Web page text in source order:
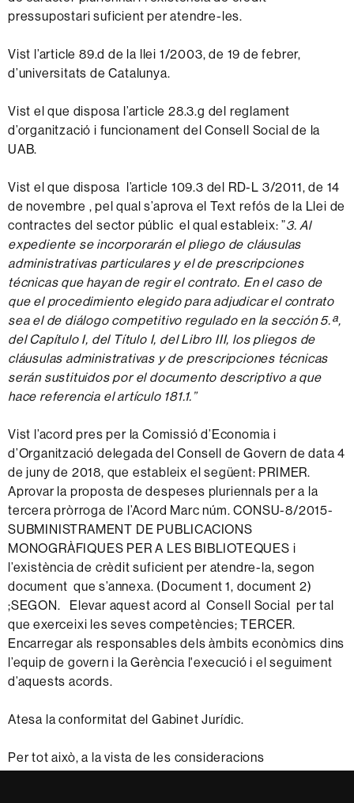
pressupostari suficient per atendre-les.
Vist l’article 89.d de la llei 1/2003, de 19 de febrer,
d’universitats de Catalunya.
Vist el que disposa l’article 28.3.g del reglament
d’organització i funcionament del Consell Social de la
UAB.
Vist el que disposa l’article 109.3 del RD-L 3/2011, de 14
de novembre , pel qual s’aprova el Text refós de la Llei de
contractes del sector públic el qual estableix: ”3. Al
expediente se incorporarán el pliego de cláusulas
administrativas particulares y el de prescripciones
técnicas que hayan de regir el contrato. En el caso de
que el procedimiento elegido para adjudicar el contrato
sea el de diálogo competitivo regulado en la sección 5.ª,
del Capítulo I, del Título I, del Libro III, los pliegos de
cláusulas administrativas y de prescripciones técnicas
serán sustituidos por el documento descriptivo a que
hace referencia el artículo 181.1.”
Vist l’acord pres per la Comissió d’Economia i
d’Organització delegada del Consell de Govern de data 4
de juny de 2018, que estableix el següent: PRIMER.
Aprovar la proposta de despeses pluriennals per a la
tercera pròrroga de l’Acord Marc núm. CONSU-8/2015-
SUBMINISTRAMENT DE PUBLICACIONS
MONOGRÀFIQUES PER A LES BIBLIOTEQUES i
l’existència de crèdit suficient per atendre-la, segon
document que s’annexa. (Document 1, document 2)
;SEGON. Elevar aquest acord al Consell Social per tal
que exerceixi les seves competències; TERCER.
Encarregar als responsables dels àmbits econòmics dins
l’equip de govern i la Gerència l'execució i el seguiment
d’aquests acords.
Atesa la conformitat del Gabinet Jurídic.
Per tot això, a la vista de les consideracions